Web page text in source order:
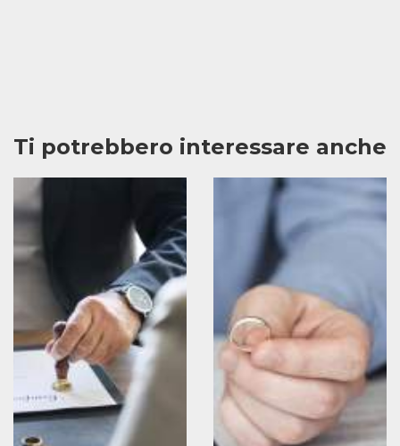
Ti potrebbero interessare anche